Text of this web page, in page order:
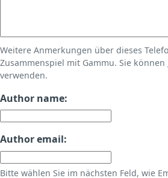
Weitere Anmerkungen über dieses
Zusammenspiel mit Gammu. Sie können
verwenden.
Author name:
Author email:
Bitte wählen Sie im nächsten Feld, wie